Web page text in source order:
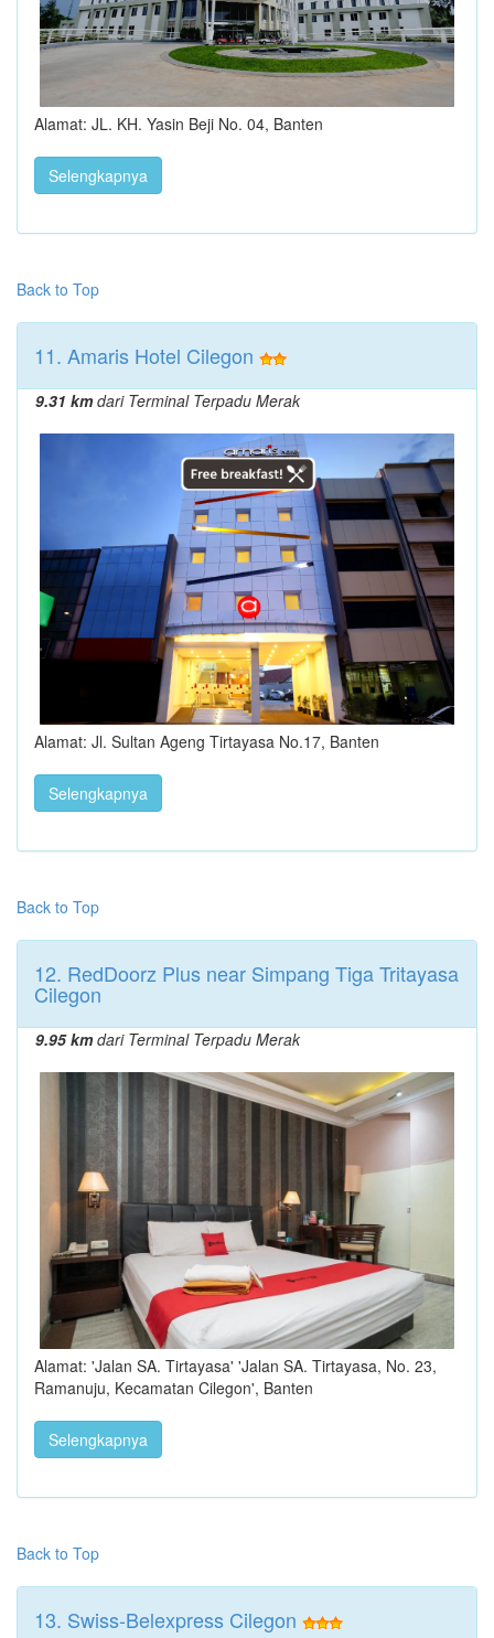
Alamat: JL. KH. Yasin Beji No. 04, Banten
Selengkapnya
Back to Top
11. Amaris Hotel Cilegon
9.31 kmdari Terminal Terpadu Merak
Alamat: Jl. Sultan Ageng Tirtayasa No.17, Banten
Selengkapnya
Back to Top
12. RedDoorz Plus near Simpang Tiga Tritayasa
Cilegon
9.95 kmdari Terminal Terpadu Merak
Alamat: 'Jalan SA. Tirtayasa' 'Jalan SA. Tirtayasa, No. 23,
Ramanuju, Kecamatan Cilegon', Banten
Selengkapnya
Back to Top
13. Swiss-Belexpress Cilegon